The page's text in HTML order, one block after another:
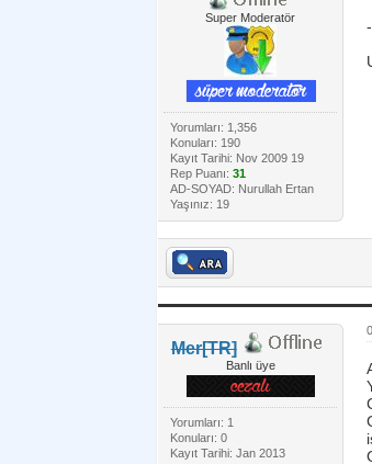
Super Moderatör
Yorumları: 1,356
Konuları: 190
Kayıt Tarihi: Nov 2009 19
Rep Puanı: 31
AD-SOYAD: Nurullah Ertan
Yaşınız: 19
Mer[TR]
Banlı üye
Yorumları: 1
Konuları: 0
Kayıt Tarihi: Jan 2013